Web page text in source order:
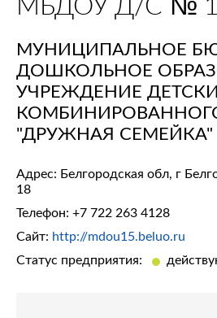
МБДОУ Д/С №
МУНИЦИПАЛЬНОЕ
ДОШКОЛЬНОЕ
УЧРЕЖДЕНИЕ
"ДРУЖНАЯ СЕМЕЙКА"
Адрес: Белгородская обл, г
18
Телефон: +7 722 263 4128
Сайт: http://mdou15.beluo.ru
Статус предприятия: